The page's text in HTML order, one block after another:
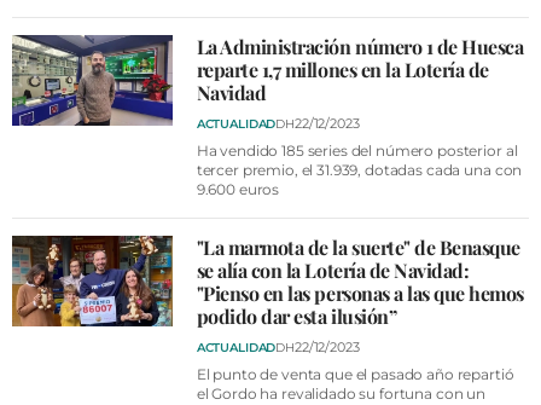
La Administración número 1 de Huesca
reparte 1,7 millones en la Lotería de
Navidad
ACTUALIDADDH22/12/2023
Ha vendido 185 series del número posterior al
tercer premio, el 31.939, dotadas cada una con
9.600 euros
"La marmota de la suerte" de Benasque
se alía con la Lotería de Navidad:
"Pienso en las personas a las que hemos
podido dar esta ilusión”
ACTUALIDADDH22/12/2023
El punto de venta que el pasado año repartió
el Gordo ha revalidado su fortuna con un